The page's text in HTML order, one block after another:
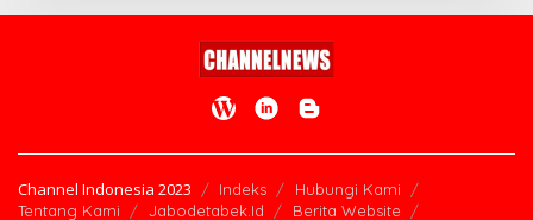
Channel Indonesia 2023 Indeks
Hubungi Kami
Tentang Kami
Jabodetabek.Id Berita Website